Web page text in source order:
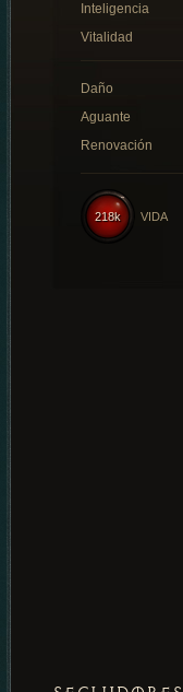
Inteligencia
Vitalidad
Daño
Aguante
Renovación
218k VIDA